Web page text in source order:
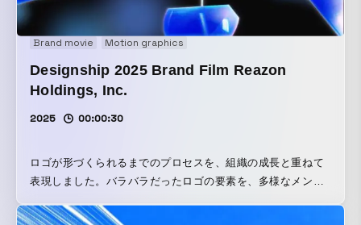
Brand movie Motion graphics
Designship 2025 Brand Film Reazon
Holdings, Inc.
2025 00:00:30
ロゴが形づくられるまでのプロセスを、組織の成長と重ねて
表現しました。バラバラだったロゴの要素を、多様なメンバ
つの形へまとまっていく軌跡を描いています。 「領域を越え